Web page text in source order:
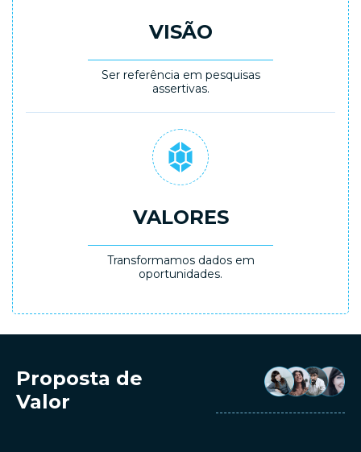
VISÃO
Ser referência em pesquisas
assertivas.
VALORES
Transformamos dados em
oportunidades.
Proposta de
Valor